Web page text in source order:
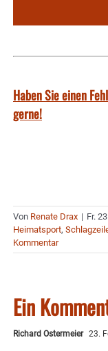
Haben Sie einen
gerne!
Von Renate Drax | Fr.
Heimatsport,
Kommentar
Ein
Richard Ostermeier 23.